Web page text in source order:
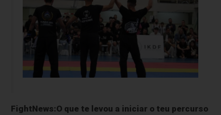
FightNews:O que te levou a iniciar o teu percurso